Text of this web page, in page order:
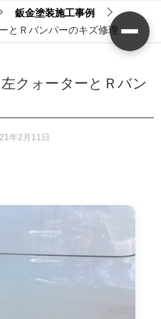
鈑金塗装施工事例
とＲバンパーのキズ修理
クォーターとＲバン
年2月11日